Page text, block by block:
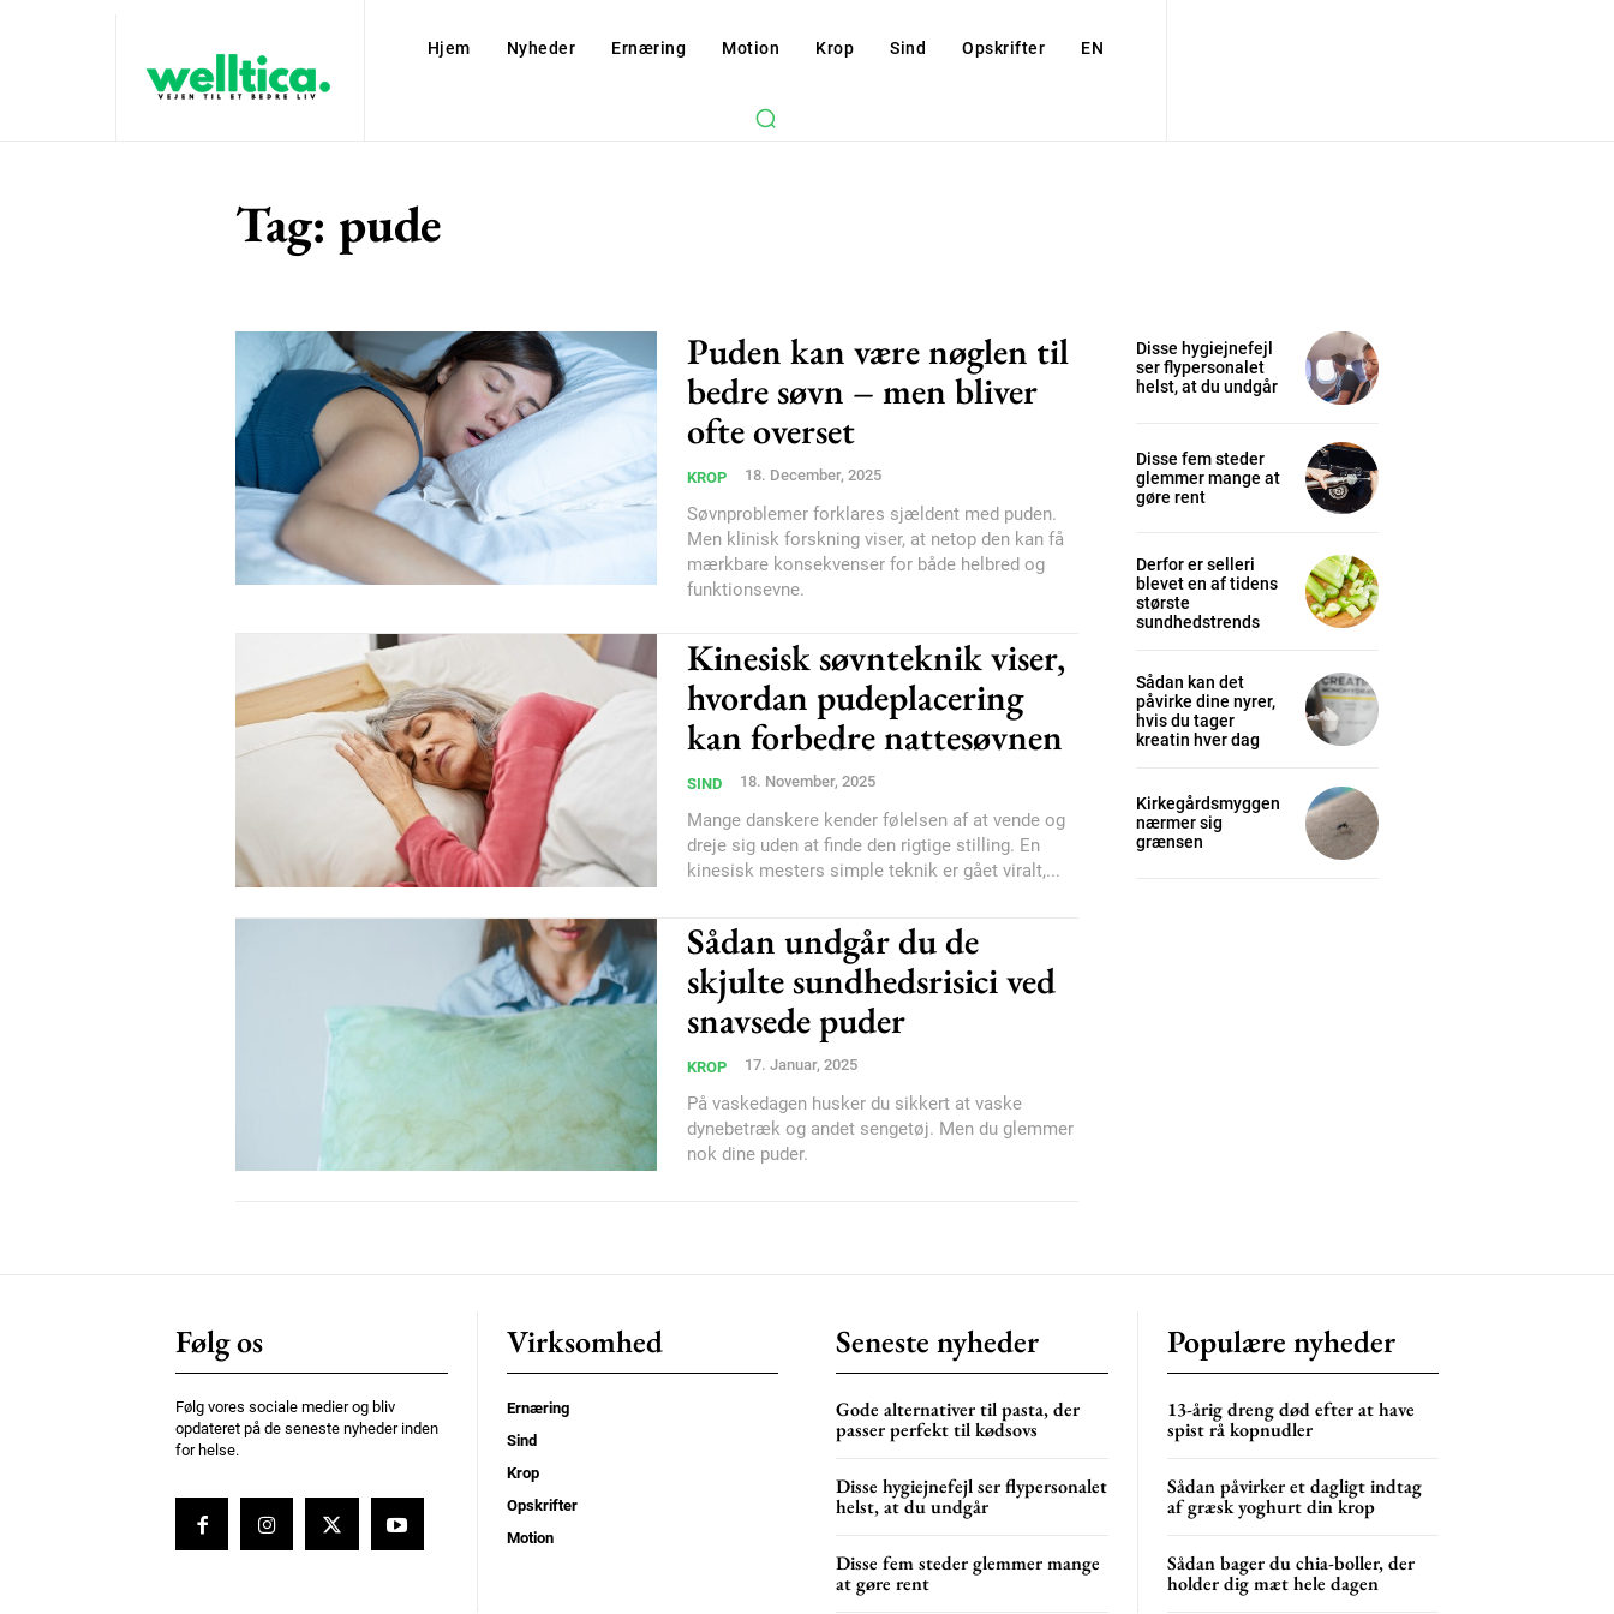
Subscription Plans
Free limited access
Gratis / forever
Praesent euismod ac
Ut mollis pellentesque tortor
Donec quis est ac felis
Orci varius natoque dolor
100DKK
Etiam est nibh, lobortis sit
Donec quis est ac felis
Orci varius natoque dolor
Hjem Nyheder Ernæring Motion Krop Sind Opskrifter EN
Tag: pude
Puden kan være nøglen til
bedre søvn – men bliver
ofte overset
KROP 18. December, 2025
Søvnproblemer forklares sjældent med puden.
Men klinisk forskning viser, at netop den kan få
mærkbare konsekvenser for både helbred og
funktionsevne.
Kinesisk søvnteknik viser,
hvordan pudeplacering
kan forbedre nattesøvnen
SIND 18. November, 2025
Mange danskere kender følelsen af at vende og
dreje sig uden at finde den rigtige stilling. En
kinesisk mesters simple teknik er gået viralt,...
Sådan undgår du de
skjulte sundhedsrisici ved
snavsede puder
KROP 17. Januar, 2025
På vaskedagen husker du sikkert at vaske
dynebetræk og andet sengetøj. Men du glemmer
nok dine puder.
Disse hygiejnefejl
ser flypersonalet
helst, at du undgår
Disse fem steder
glemmer mange at
gøre rent
Derfor er selleri
blevet en af tidens
største
sundhedstrends
Sådan kan det
påvirke dine nyrer,
hvis du tager
kreatin hver dag
Kirkegårdsmyggen
nærmer sig
grænsen
Følg os
Følg vores sociale medier og bliv
opdateret på de seneste nyheder inden
for helse.
Virksomhed
Ernæring
Sind
Krop
Opskrifter
Motion
Seneste nyheder
Gode alternativer til pasta, der
passer perfekt til kødsovs
Disse hygiejnefejl ser flypersonalet
helst, at du undgår
Disse fem steder glemmer mange
at gøre rent
Populære nyheder
13-årig dreng død efter at have
spist rå kopnudler
Sådan påvirker et dagligt indtag
af græsk yoghurt din krop
Sådan bager du chia-boller, der
holder dig mæt hele dagen